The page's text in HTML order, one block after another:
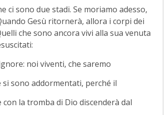
ci sono due stadi. Se moriamo adesso,
Gesù ritornerà, allora i corpi dei
che sono ancora vivi alla sua venuta
noi viventi, che saremo
sono addormentati, perché il
la tromba di Dio discenderà dal